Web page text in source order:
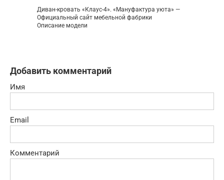
Диван-кровать «Клаус-4». «Мануфактура уюта» —
Официальный сайт мебельной фабрики
Описание модели
Добавить комментарий
Имя
Email
Комментарий